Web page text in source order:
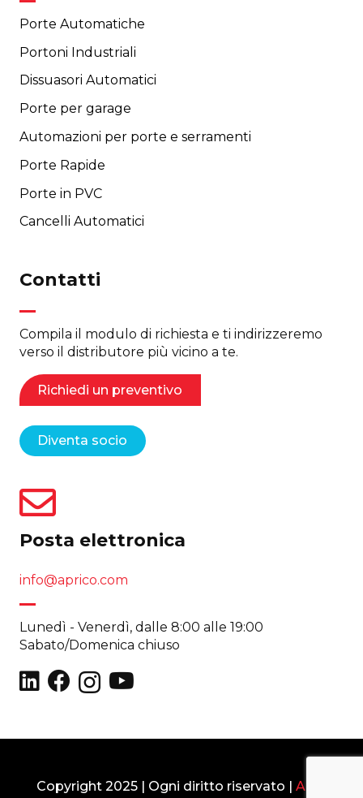
Porte Automatiche
Portoni Industriali
Dissuasori Automatici
Porte per garage
Automazioni per porte e serramenti
Porte Rapide
Porte in PVC
Cancelli Automatici
Contatti
Compila il modulo di richiesta e ti indirizzeremo
verso il distributore più vicino a te.
Richiedi un preventivo
Diventa socio
Posta elettronica
info@aprico.com
Lunedì - Venerdì, dalle 8:00 alle 19:00
Sabato/Domenica chiuso
Copyright 2025 | Ogni diritto riservato | Area